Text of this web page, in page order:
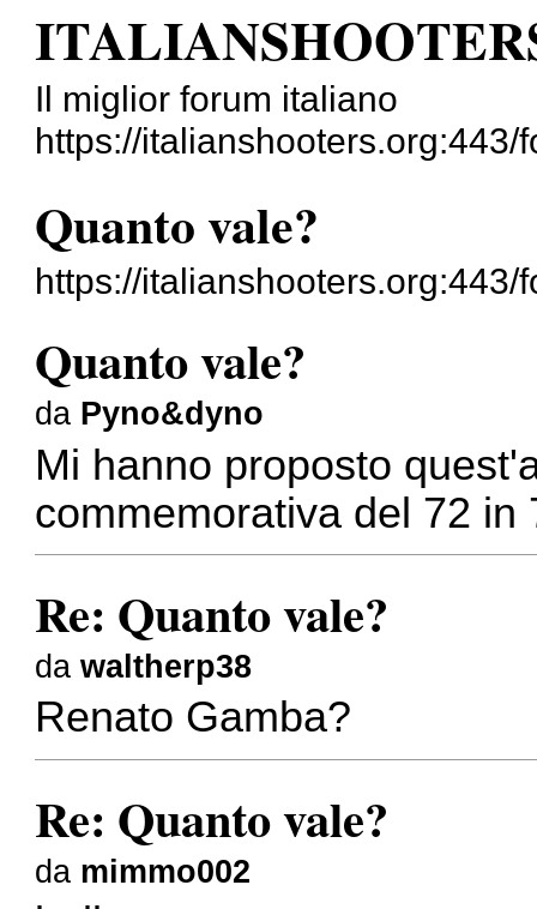
Il miglior forum italiano
https://italianshooters.org:443/
Quanto vale?
https://
Quanto vale?
da Pyno&dyno
Mi hanno proposto
commemorativa del 72 in
Re: Quanto vale?
dawaltherp38
Renato Gamba?
Re: Quanto vale?
da mimmo002